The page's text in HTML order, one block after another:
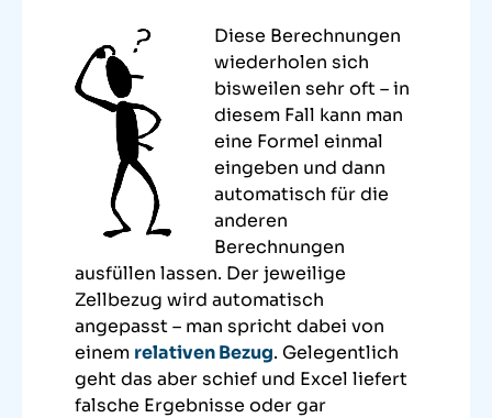
Diese Berechnungen
wiederholen sich
bisweilen sehr oft – in
diesem Fall kann man
eine Formel einmal
eingeben und dann
automatisch für die
anderen
Berechnungen
ausfüllen lassen. Der jeweilige
Zellbezug wird automatisch
angepasst – man spricht dabei von
einem relativen Bezug. Gelegentlich
geht das aber schief und Excel liefert
falsche Ergebnisse oder gar